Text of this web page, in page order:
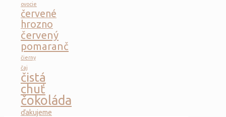
ovocie
červené
hrozno
červený
pomaranč
čierny
čaj
čistá
chuť
čokoláda
ďakujeme